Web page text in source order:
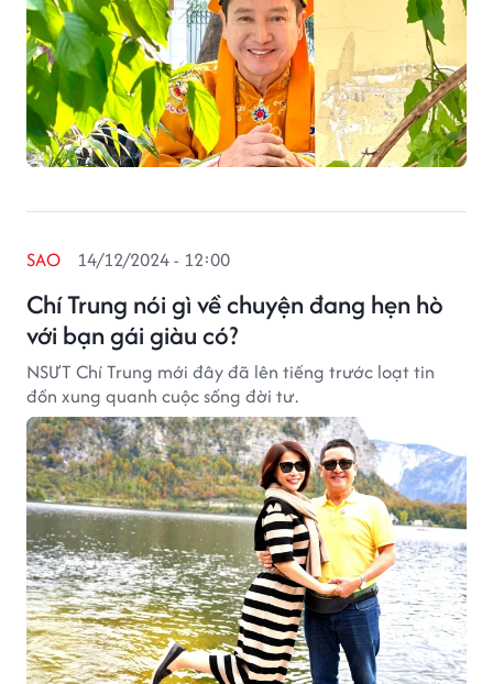
Chí Trung nói gì về chuyện đang hẹn hò
với bạn gái giàu có?
SAO 14/12/2024 - 12:00
NSƯT Chí Trung mới đây đã lên tiếng trước loạt tin
đồn xung quanh cuộc sống đời tư.